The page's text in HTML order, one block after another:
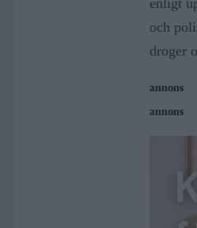
och
droger
annons
annons